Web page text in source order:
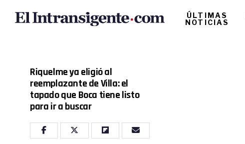
ÚLTIMAS
NOTICIAS
Riquelme ya eligió al
reemplazante de Villa: el
tapado que Boca tiene listo
para ir a buscar